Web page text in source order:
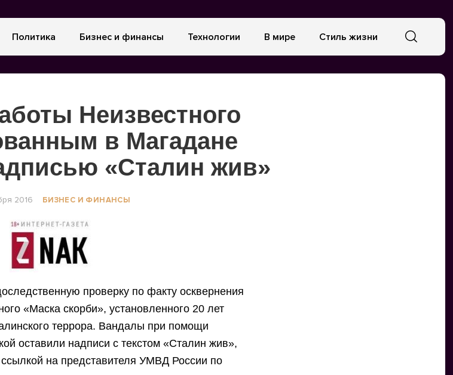
Политика Бизнес и финансы Технологии В мире Стиль жизни
Неизвестного
в Магадане
«Сталин жив»
2016 БИЗНЕС И ФИНАНСЫ
проверку по факту осквернения
«Маска скорби», установленного 20 лет
террора. Вандалы при помощи
оставили надписи с текстом «Сталин жив»,
на представителя УМВД России по